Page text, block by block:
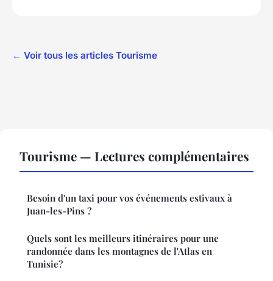
← Voir tous les articles Tourisme
Tourisme — Lectures complémentaires
Besoin d'un taxi pour vos événements estivaux à
Juan-les-Pins ?
Quels sont les meilleurs itinéraires pour une
randonnée dans les montagnes de l'Atlas en
Tunisie?